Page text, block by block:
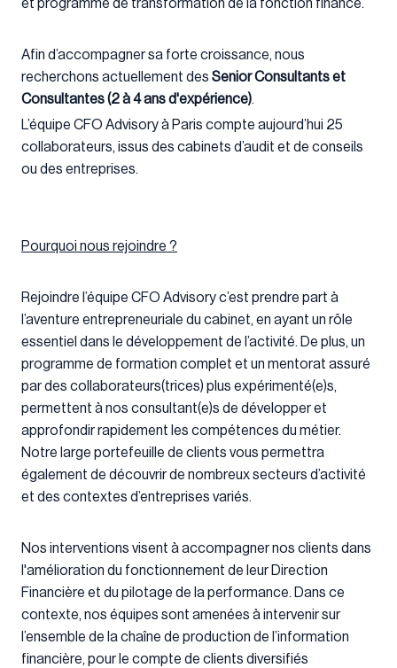
et programme de transformation de la fonction finance.
Afin d’accompagner sa forte croissance, nous
recherchons actuellement des SeniorConsultants et
Consultantes (2 à 4 ans d'expérience).
L’équipe CFO Advisory à Paris compte aujourd’hui 25
collaborateurs, issus des cabinets d’audit et de conseils
ou des entreprises.
Pourquoi nous rejoindre ?
Rejoindre l’équipe CFO Advisory c’est prendre part à
l’aventure entrepreneuriale du cabinet, en ayant un rôle
essentiel dans le développement de l’activité. De plus, un
programme de formation complet et un mentorat assuré
par des collaborateurs(trices) plus expérimenté(e)s,
permettent à nos consultant(e)s de développer et
approfondir rapidement les compétences du métier.
Notre large portefeuille de clients vous permettra
également de découvrir de nombreux secteurs d’activité
et des contextes d’entreprises variés.
Nos interventions visent à accompagner nos clients dans
l'amélioration du fonctionnement de leur Direction
Financière et du pilotage de la performance. Dans ce
contexte, nos équipes sont amenées à intervenir sur
l’ensemble de la chaîne de production de l’information
financière, pour le compte de clients diversifiés